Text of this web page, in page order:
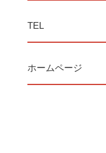
TEL
ホームページ